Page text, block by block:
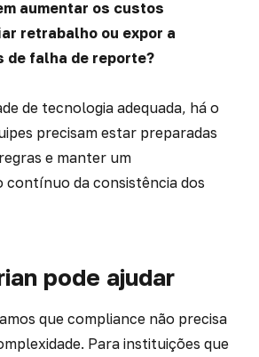
aumentar os custos
retrabalho ou expor a
de falha de reporte?
de tecnologia adequada, há o
precisam estar preparadas
e manter um
contínuo da consistência dos
pode ajudar
que compliance não precisa
Para instituições que